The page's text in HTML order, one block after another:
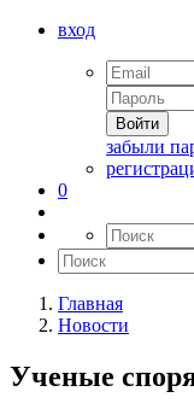
вход
Войти
забыли
0
Главная
Новости
Ученые